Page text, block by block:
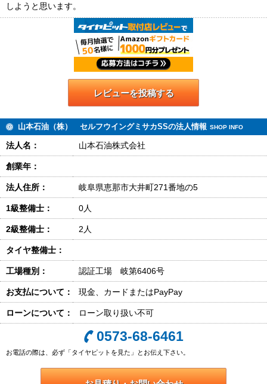
しようと思います。
レビューを投稿する
山本石油（株） セルフウイングミサカSSの法人情報 SHOP INFO
法人名： 山本石油株式会社
創業年：
法人住所： 岐阜県恵那市大井町271番地の5
1級整備士： 0人
2級整備士： 2人
タイヤ整備士：
工場種別： 認証工場 岐第6406号
お支払について： 現金、カードまたはPayPay
ローンについて： ローン取り扱い不可
0573-68-6461
お電話の際は、必ず「タイヤピットを見た」とお伝え下さい。